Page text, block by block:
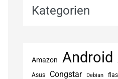
Kategorien
Amazon Android
Asus
Congstar Debian